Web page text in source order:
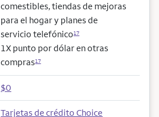
comestibles, tiendas de mejoras
para el hogar y planes de
servicio telefónico17
1X punto por dólar en otras
compras17
$0
Tarjetas de crédito Choice